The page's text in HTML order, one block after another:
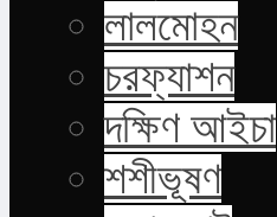
লালমোহন
চরফ্যাশন
দক্ষিণ আইচা
শশীভূষণ